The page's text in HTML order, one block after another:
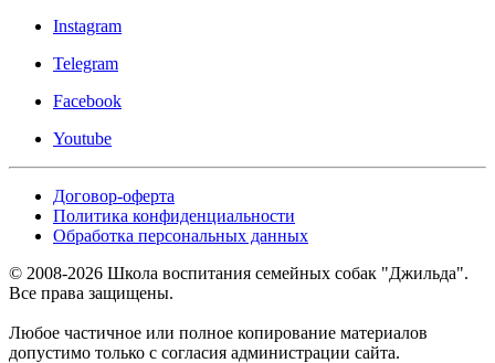
Instagram
Telegram
Facebook
Youtube
Договор-оферта
Политика конфиденциальности
Обработка персональных данных
© 2008-2026 Школа воспитания семейных собак "Джильда".
Все права защищены.
Любое частичное или полное копирование материалов
допустимо только с согласия администрации сайта.